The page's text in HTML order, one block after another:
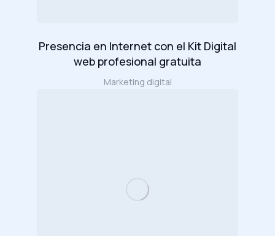
Presencia en Internet con el Kit Digital
web profesional gratuita
Marketing digital